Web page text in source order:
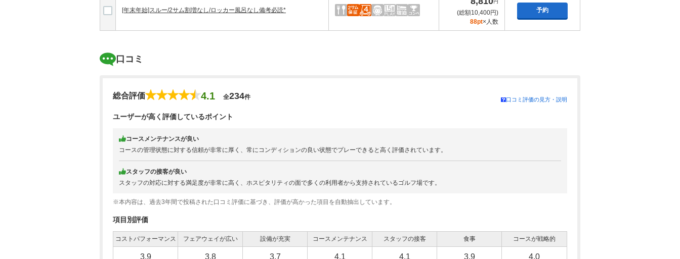
[年末年始]スルー/2サム割増なし/ロッカー風呂なし備考必読*
円
(総額10,400円)
88pt×人数
予約
口コミ
総合評価 4.1 全234件 口コミ評価の見方・説明
ユーザーが高く評価しているポイント
コースメンテナンスが良い
コースの管理状態に対する信頼が非常に厚く、常にコンディションの良い状態でプレーできると高く評価されています。
スタッフの接客が良い
スタッフの対応に対する満足度が非常に高く、ホスピタリティの面で多くの利用者から支持されているゴルフ場です。
※本内容は、過去3年間で投稿された口コミ評価に基づき、評価が高かった項目を自動抽出しています。
項目別評価
コストパフォーマンス フェアウェイが広い 設備が充実 コースメンテナンス スタッフの接客 食事 コースが戦略的
3.9 3.8 3.7 4.1 4.1 3.9 4.0